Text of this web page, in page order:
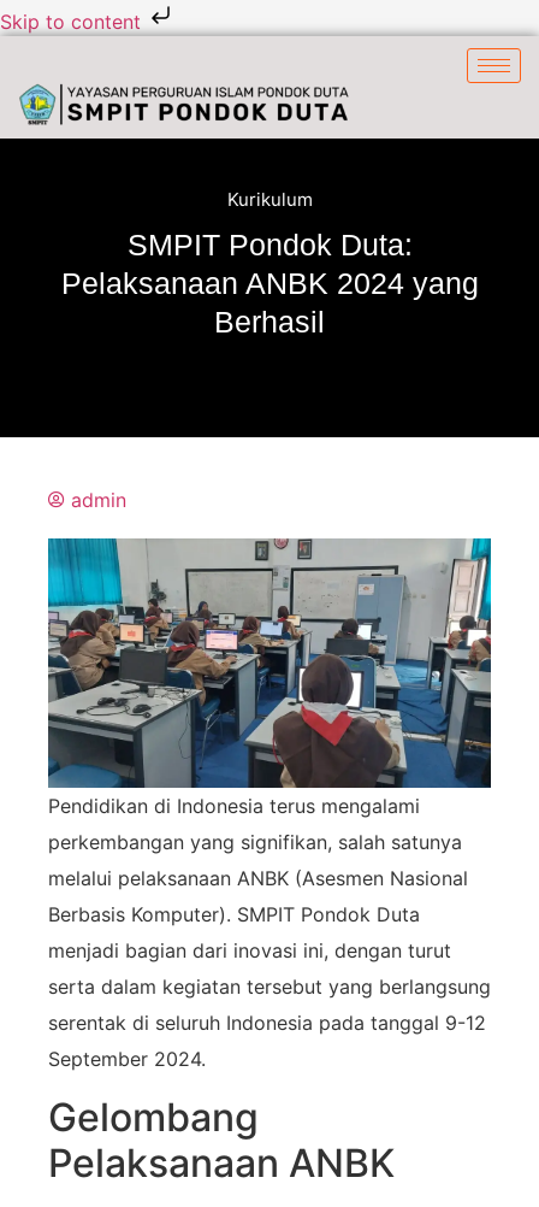
Skip to content
Kurikulum
SMPIT Pondok Duta:
Pelaksanaan ANBK 2024 yang
Berhasil
admin
Pendidikan di Indonesia terus mengalami
perkembangan yang signifikan, salah satunya
melalui pelaksanaan ANBK (Asesmen Nasional
Berbasis Komputer). SMPIT Pondok Duta
menjadi bagian dari inovasi ini, dengan turut
serta dalam kegiatan tersebut yang berlangsung
serentak di seluruh Indonesia pada tanggal 9-12
September 2024.
Gelombang
Pelaksanaan ANBK